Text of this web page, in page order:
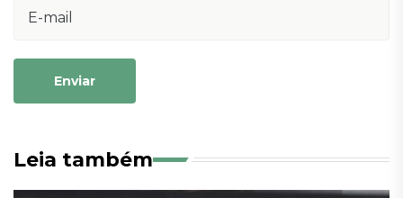
Enviar
Leia também